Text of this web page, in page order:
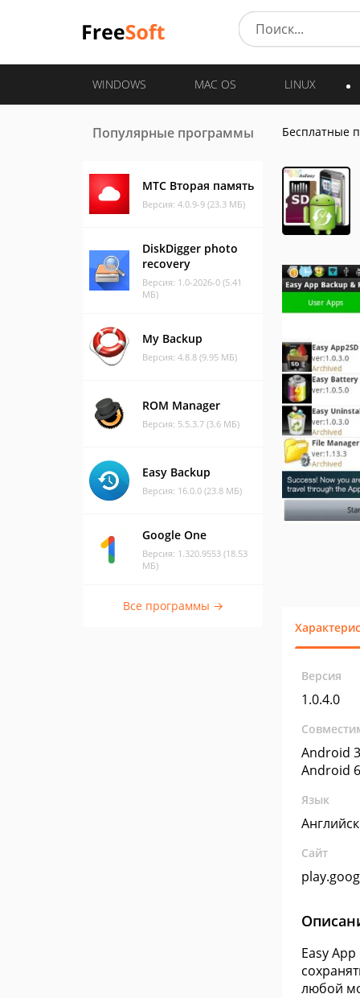
WINDOWS MAC OS LINUX
Популярные программы
МТС Вторая память
Версия: 4.0.9-9 (23.3 МБ)
DiskDigger photo
recovery
Версия: 1.0-2026-0 (5.41
МБ)
My Backup
Версия: 4.8.8 (9.95 МБ)
ROM Manager
Версия: 5.5.3.7 (3.6 МБ)
Easy Backup
Версия: 16.0.0 (23.8 МБ)
Google One
Версия: 1.320.9553 (18.53
МБ)
Все программы →
Бесплатные
Версия
1.0.4.0
Android
Android
Язык
Сайт
Easy
любой